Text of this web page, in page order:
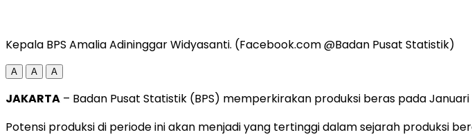
Kepala BPS Amalia Adininggar Widyasanti. (Facebook.com @Badan Pusat Statistik)
A A A
JAKARTA – Badan Pusat Statistik (BPS) memperkirakan produksi beras pada
Potensi produksi di periode ini akan menjadi yang tertinggi dalam sejarah produksi